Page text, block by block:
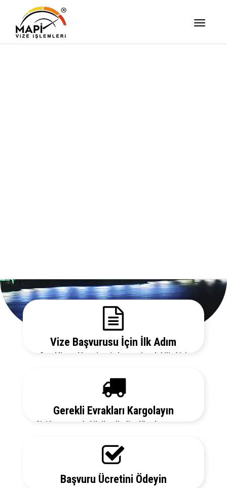
Vize Başvurusu İçin İlk Adım
Gerekli evrakları sitemizden temin edebilir, bizi
Gerekli Evrakları Kargolayın
Sizi her aşamada bilgilendirelim. Vize başvurunuz
Başvuru Ücretini Ödeyin